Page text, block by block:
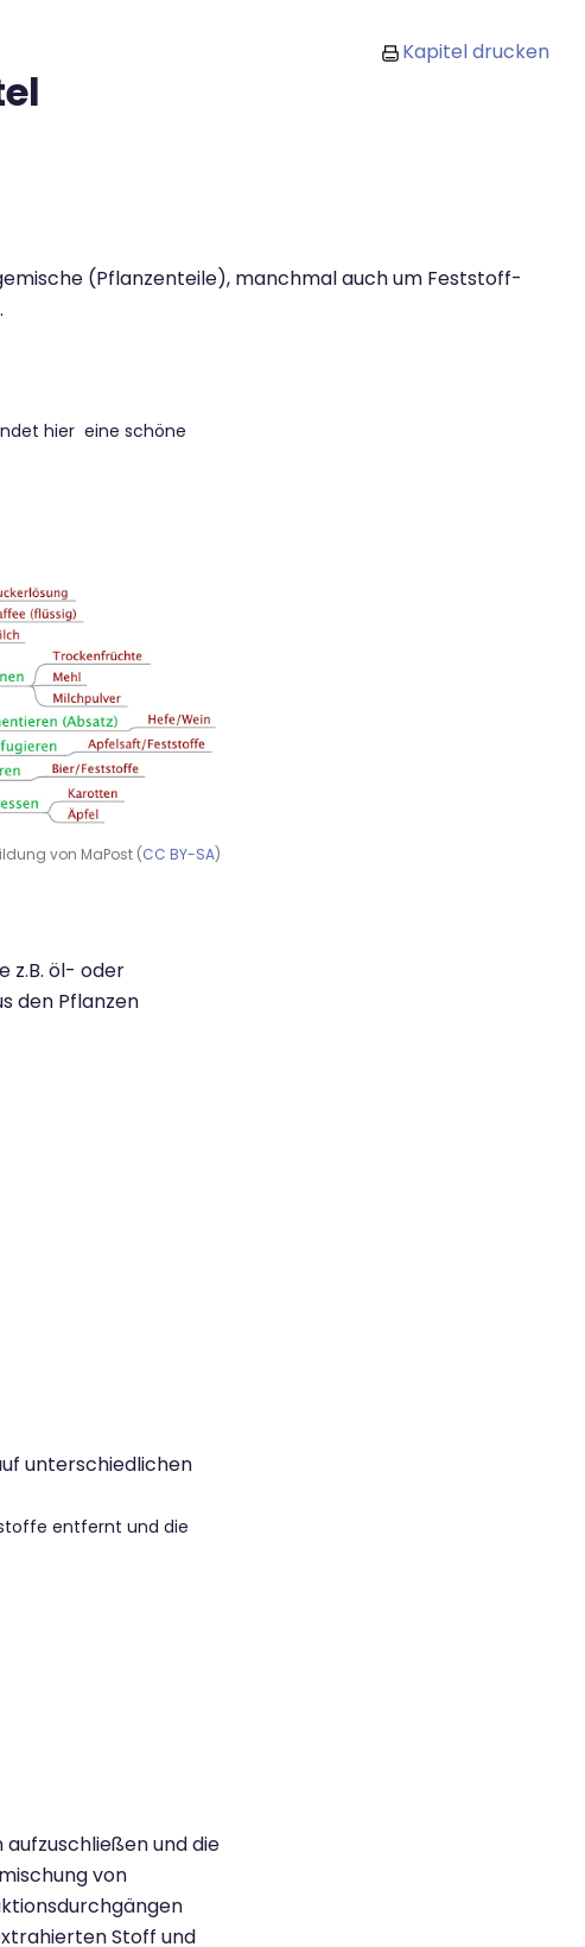
Kapitel drucken
(Pflanzenteile), manchmal auch um Feststoff-
hier eine schöne
von MaPost (CC BY-SA)
z.B. öl- oder
den Pflanzen
unterschiedlichen
entfernt und die
und die
von
Stoff und